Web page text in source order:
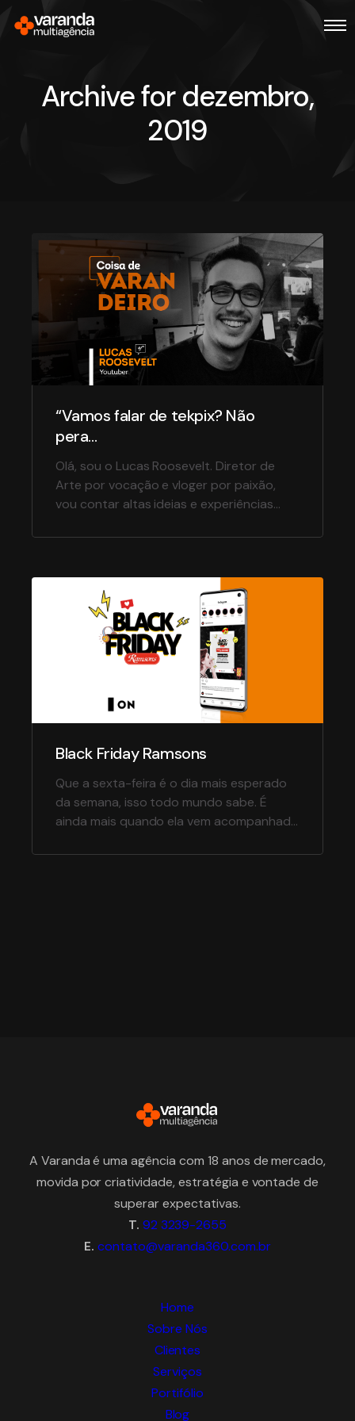
Archive for dezembro,
2019
“Vamos falar de tekpix? Não
pera…
Olá, sou o Lucas Roosevelt. Diretor de
Arte por vocação e vloger por paixão,
vou contar altas ideias e experiências
o que você gosta hoje! Afinal, coisa de
das boas ideias sempre. Vem comigo! Eu
sempre gostei de fazer vídeos […]
Black Friday Ramsons
Que a sexta-feira é o dia mais esperado
da semana, isso todo mundo sabe. É
ainda mais quando ela vem acompanhada
incrível de 5%. Foi nessa vibe que criamos
A Varanda é uma agência com 18 anos de mercado,
movida por criatividade, estratégia e vontade de
superar expectativas.
T. 92 3239-2655
E. contato@varanda360.com.br
Home
Sobre Nós
Clientes
Serviços
Portifólio
Blog